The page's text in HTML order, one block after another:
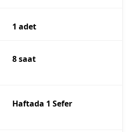
1 adet
8 saat
Haftada 1 Sefer